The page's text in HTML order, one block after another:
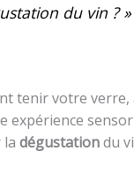
du vin ? »
tenir votre
expérience
la dégustationdu